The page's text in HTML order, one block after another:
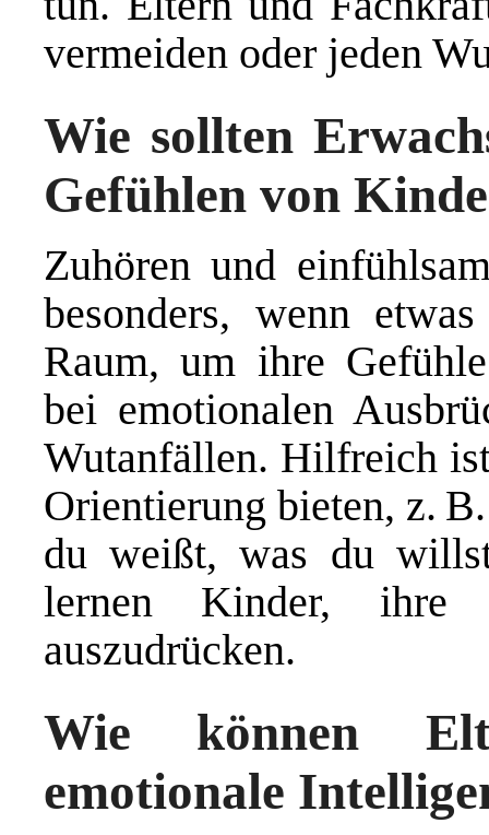
vermeiden oder jeden
Wie sollten
Gefühlen von
Zuhören und
besonders, wenn
Raum, um ihre
bei emotionalen
Wutanfällen. Hilfreich
Orientierung bieten, z.
du weißt, was du
lernen Kinder, ihre
auszudrücken.
Wie können
emotionale